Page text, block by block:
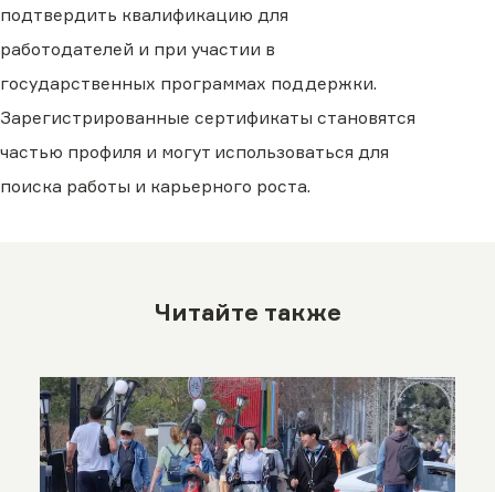
подтвердить квалификацию для
работодателей и при участии в
государственных программах поддержки.
Зарегистрированные сертификаты становятся
частью профиля и могут использоваться для
поиска работы и карьерного роста.
Читайте также